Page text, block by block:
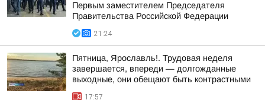
Первым заместителем Председателя
Правительства Российской Федерации
21:24
Пятница, Ярославль!. Трудовая неделя
завершается, впереди — долгожданные
выходные, они обещают быть контрастными
17:57